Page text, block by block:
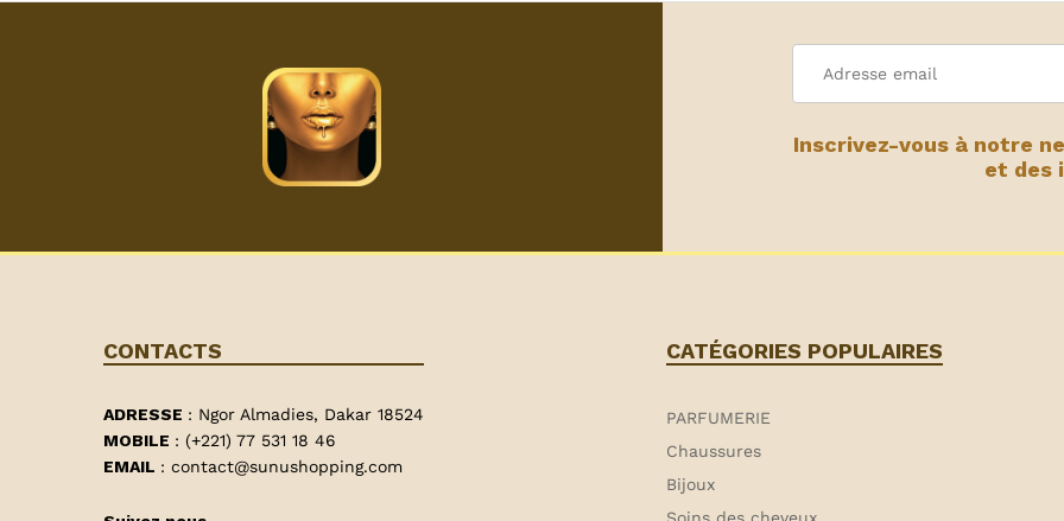
Inscrivez-vous à notre
et des
CONTACTS
ADRESSE : Ngor Almadies, Dakar 18524
MOBILE : (+221) 77 531 18 46
EMAIL : contact@sunushopping.com
CATÉGORIES POPULAIRES
PARFUMERIE
Chaussures
Bijoux